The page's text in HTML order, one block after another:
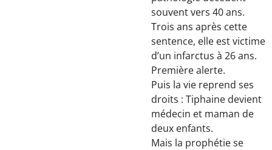
souvent vers 40 ans.
Trois ans après cette
sentence, elle est victime
d’un infarctus à 26 ans.
Première alerte.
Puis la vie reprend ses
droits : Tiphaine devient
médecin et maman de
deux enfants.
Mais la prophétie se